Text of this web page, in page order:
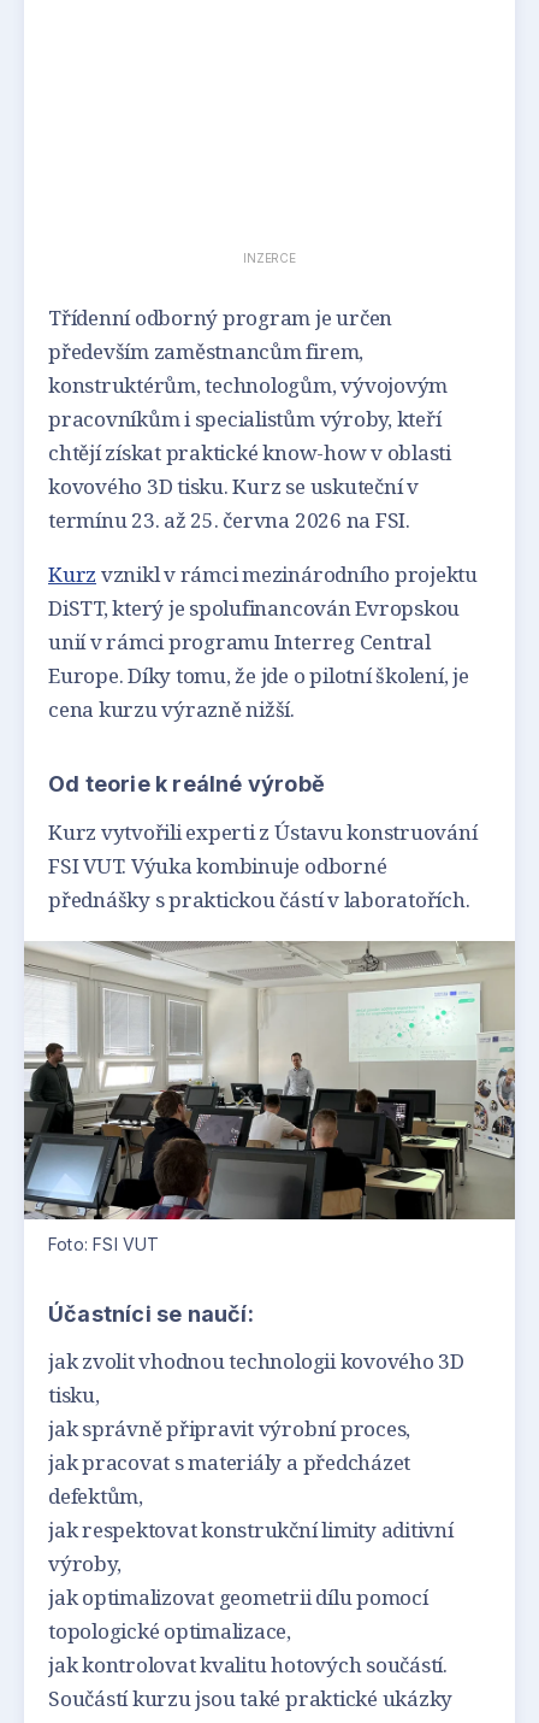
INZERCE
Třídenní odborný program je určen
především zaměstnancům firem,
konstruktérům, technologům, vývojovým
pracovníkům i specialistům výroby, kteří
chtějí získat praktické know-how v oblasti
kovového 3D tisku. Kurz se uskuteční v
termínu 23. až 25. června 2026 na FSI.
Kurz vznikl v rámci mezinárodního projektu
DiSTT, který je spolufinancován Evropskou
unií v rámci programu Interreg Central
Europe. Díky tomu, že jde o pilotní školení, je
cena kurzu výrazně nižší.
Od teorie k reálné výrobě
Kurz vytvořili experti z Ústavu konstruování
FSI VUT. Výuka kombinuje odborné
přednášky s praktickou částí v laboratořích.
Foto: FSI VUT
Účastníci se naučí:
jak zvolit vhodnou technologii kovového 3D
tisku,
jak správně připravit výrobní proces,
jak pracovat s materiály a předcházet
defektům,
jak respektovat konstrukční limity aditivní
výroby,
jak optimalizovat geometrii dílu pomocí
topologické optimalizace,
jak kontrolovat kvalitu hotových součástí.
Součástí kurzu jsou také praktické ukázky